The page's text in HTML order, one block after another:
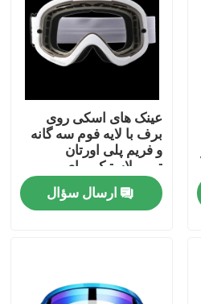
عینک های اسکی روی
برف با لایه فوم سه گانه
و فریم پلی اورتان
ترموپلاستیک برای
محافظت بادوام
ارسال سؤال